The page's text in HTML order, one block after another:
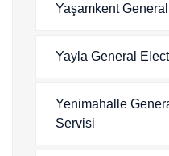
Yaşamkent
Yayla General
Yenimahalle
Servisi